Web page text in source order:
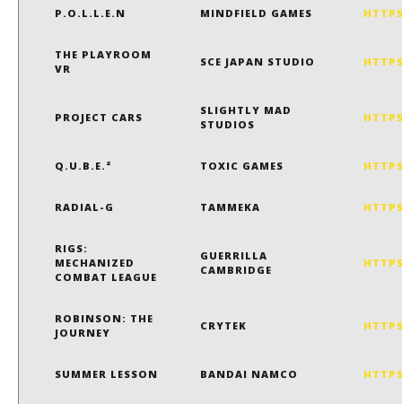
P.O.L.L.E.N MINDFIELD GAMES
THE PLAYROOM
VR
SCE JAPAN STUDIO
PROJECT CARS
SLIGHTLY MAD
STUDIOS
Q.U.B.E.² TOXIC GAMES
RADIAL-G TAMMEKA
RIGS:
MECHANIZED
COMBAT LEAGUE
GUERRILLA
CAMBRIDGE
ROBINSON: THE
JOURNEY
CRYTEK
SUMMER LESSON BANDAI NAMCO